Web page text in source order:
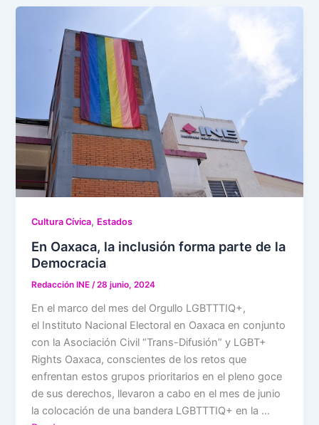
Cultura Cívica, Estados
En Oaxaca, la inclusión forma parte de la
Democracia
Redacción INE/28 junio, 2024
En el marco del mes del Orgullo LGBTTTIQ+,
el Instituto Nacional Electoral en Oaxaca en conjunto
con la Asociación Civil “Trans-Difusión” y LGBT+
Rights Oaxaca, conscientes de los retos que
enfrentan estos grupos prioritarios en el pleno goce
de sus derechos, llevaron a cabo en el mes de junio
la colocación de una bandera LGBTTTIQ+ en la …